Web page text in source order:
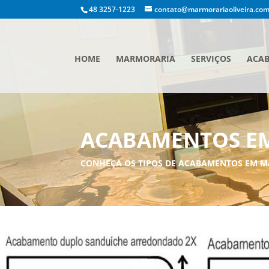
48 3257-1223
HOME MARMORARIA SERVIÇOS
ACABAMENTOS
CONHEÇA OS TIPOS DE ACABAMENTOS EM